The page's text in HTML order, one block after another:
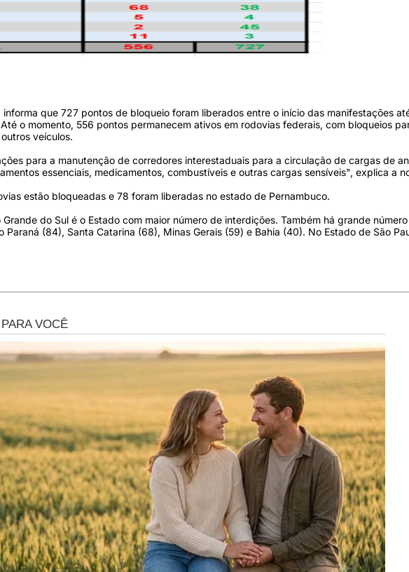
informa que 727 pontos de bloqueio foram liberados entre o início das manifestações
o momento, 556 pontos permanecem ativos em rodovias federais, com bloqueios
veículos.
para a manutenção de corredores interestaduais para a circulação de cargas de
essenciais, medicamentos, combustíveis e outras cargas sensíveis", explica a
estão bloqueadas e 78 foram liberadas no estado de Pernambuco.
do Sul é o Estado com maior número de interdições. Também há grande
Paraná (84), Santa Catarina (68), Minas Gerais (59) e Bahia (40). No Estado de São